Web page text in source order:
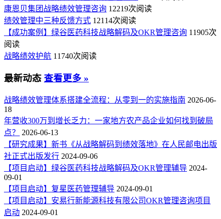
康恩贝集团战略绩效管理咨询 12219次阅读
绩效管理中三种反馈方式 12114次阅读
【成功案例】绿谷医药科技战略解码及OKR管理咨询 11905次
阅读
战略绩效护航 11740次阅读
最新动态 查看更多 »
战略绩效管理体系搭建全流程：从零到一的实施指南 2026-06-
18
年营收300万到增长乏力：一家地方农产品企业如何找到破局
点？
2026-06-13
【研究成果】新书《从战略解码到绩效落地》在人民邮电出版
社正式出版发行 2024-09-06
【项目启动】绿谷医药科技战略解码及OKR管理辅导 2024-
09-01
【项目启动】复星医药管理辅导 2024-09-01
【项目启动】安易行新能源科技有限公司OKR管理咨询项目
启动 2024-09-01